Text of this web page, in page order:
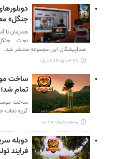
جنگل»
همزمان با
نجات
صداپیشگان این مجموعه منتشر شد.
۱۴۰۵-۰۴-۲۹ ۱۵:۰۹
ساخت
تمام
ساخت
گروه نجات
۱۴۰۵-۰۴-۱۰ ۱۷:۲۴
دوبله
فرایند